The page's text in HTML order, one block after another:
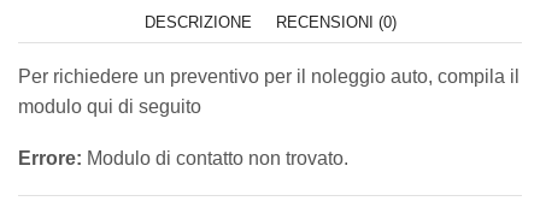
DESCRIZIONE RECENSIONI (0)
Per richiedere un preventivo per il noleggio auto, compila il
modulo qui di seguito
Errore: Modulo di contatto non trovato.